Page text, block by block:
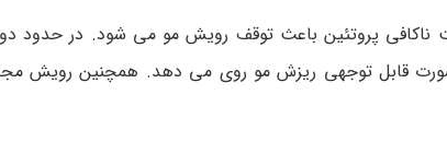
پروتئین باعث توقف رویش مو می شود. در حدود دو
صورت قابل توجهی ریزش مو روی می دهد. همچنین رویش